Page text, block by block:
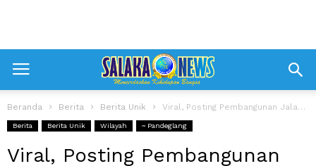
Beranda Berita Berita Unik Viral, Posting Pembangunan Jalan, Akun Instagram Irna Dipenuhi Komentar Pedas
Berita Berita Unik Wilayah ~ Pandeglang
Viral, Posting Pembangunan